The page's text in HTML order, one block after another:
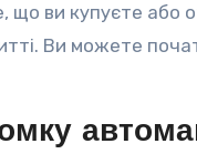
що ви купуєте або
Ви можете